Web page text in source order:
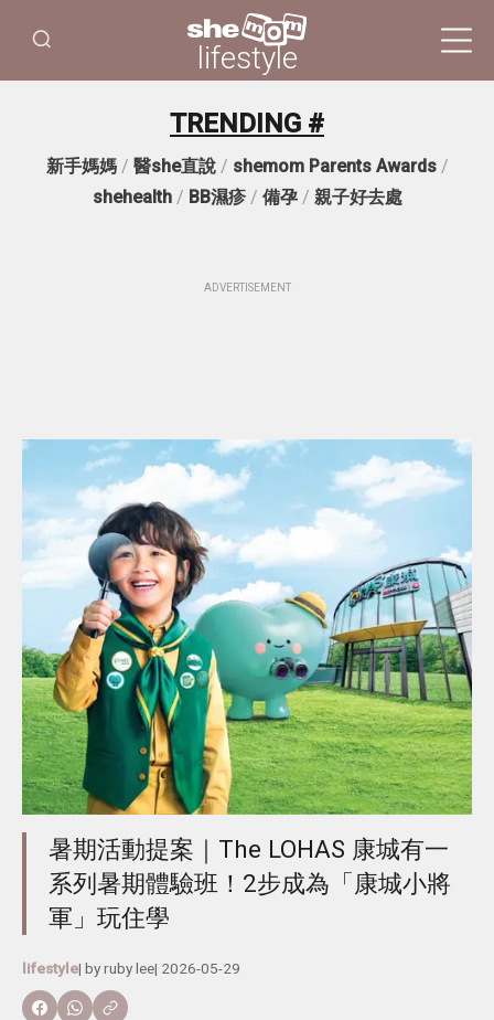
lifestyle
TRENDING #
新手媽媽/ 醫she直說/ shemom Parents Awards/
shehealth/ BB濕疹/ 備孕/ 親子好去處
ADVERTISEMENT
暑期活動提案｜The LOHAS 康城有一
系列暑期體驗班！2步成為「康城小將
軍」玩住學
lifestyle| byruby lee| 2026-05-29